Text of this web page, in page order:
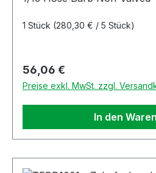
1 Stück (280,30 € / 5 Stück)
Regulärer Preis:
56,06 €
Preise exkl. MwSt. zzgl.
In den